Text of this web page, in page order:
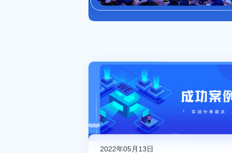
2022年05月13日